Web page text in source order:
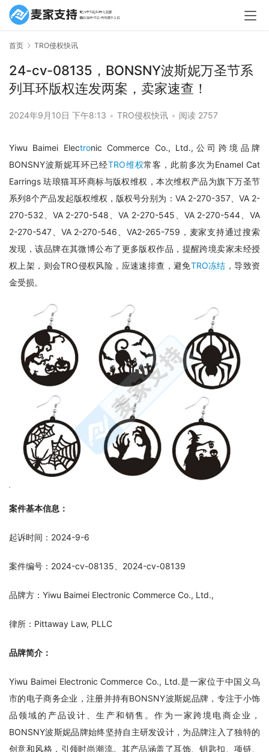
首页 TRO侵权快讯
24-cv-08135，BONSNY波斯妮万圣节系
列耳环版权连发两案，卖家速查！
2024年9月10日 下午8:13 • TRO侵权快讯 • 阅读 2757
Yiwu Baimei Electronic Commerce Co., Ltd.,公司跨境品牌
BONSNY波斯妮耳环已经TRO维权常客，此前多次为Enamel Cat
Earrings 珐琅猫耳环商标与版权维权，本次维权产品为旗下万圣节
系列8个产品发起版权维权，版权号分别为：VA 2-270-357、VA 2-
270-532、VA 2-270-548、VA 2-270-545、VA 2-270-544、VA
2-270-547、VA 2-270-546、VA2-265-759，麦家支持通过搜索
发现，该品牌在其微博公布了更多版权作品，提醒跨境卖家未经授
权上架，则会TRO侵权风险，应速速排查，避免TRO冻结 ，导致资
金受损。
案件基本信息：
起诉时间：2024-9-6
案件编号：2024-cv-08135、2024-cv-08139
品牌方：Yiwu Baimei Electronic Commerce Co., Ltd.,
律所：Pittaway Law, PLLC
品牌简介：
Yiwu Baimei Electronic Commerce Co., Ltd.是一家位于中国义乌
市的电子商务企业，注册并持有BONSNY波斯妮品牌，专注于小饰
品领域的产品设计、生产和销售。作为一家跨境电商企业，
BONSNY波斯妮品牌始终坚持自主研发设计，为品牌注入了独特的
创意和风格，引领时尚潮流。其产品涵盖了耳饰、钥匙扣、项链、